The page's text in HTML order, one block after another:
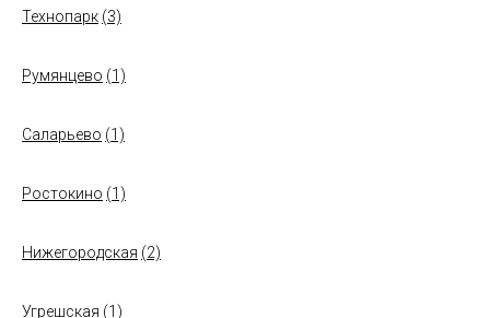
Технопарк (3)
Румянцево (1)
Саларьево (1)
Ростокино (1)
Нижегородская (2)
Угрешская (1)